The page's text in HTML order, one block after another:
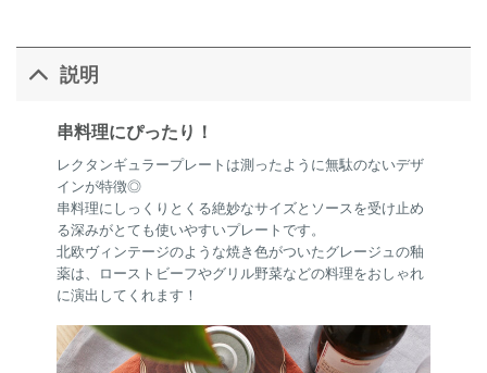
説明
串料理にぴったり！
レクタンギュラープレートは測ったように無駄のないデザ
インが特徴◎
串料理にしっくりとくる絶妙なサイズとソースを受け止め
る深みがとても使いやすいプレートです。
北欧ヴィンテージのような焼き色がついたグレージュの釉
薬は、ローストビーフやグリル野菜などの料理をおしゃれ
に演出してくれます！